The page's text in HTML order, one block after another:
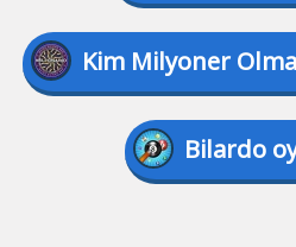
Kim Milyoner
Bilardo